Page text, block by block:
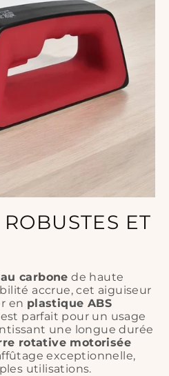
ET
carbone de haute
accrue, cet aiguiseur
en plastique ABS
parfait pour un usage
une longue durée
rotative motorisée
exceptionnelle,
utilisations.